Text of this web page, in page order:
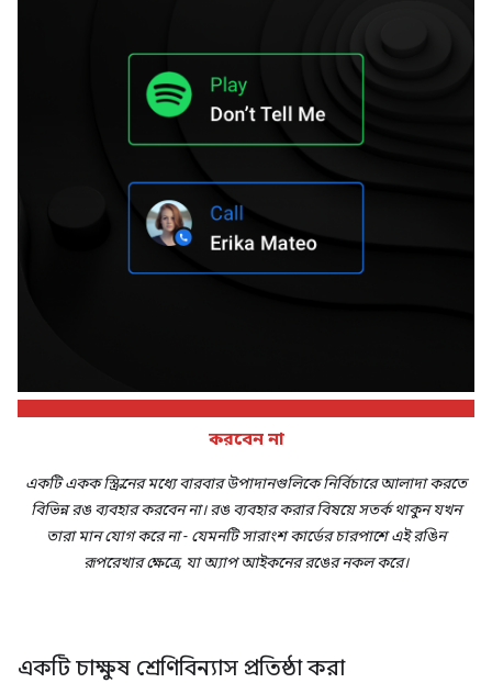
করবেন না
একটি একক স্ক্রিনের মধ্যে বারবার উপাদানগুলিকে নির্বিচারে আলাদা করতে
বিভিন্ন রঙ ব্যবহার করবেন না। রঙ ব্যবহার করার বিষয়ে সতর্ক থাকুন যখন
তারা মান যোগ করে না - যেমনটি সারাংশ কার্ডের চারপাশে এই রঙিন
রূপরেখার ক্ষেত্রে, যা অ্যাপ আইকনের রঙের নকল করে।
একটি চাক্ষুষ শ্রেণিবিন্যাস প্রতিষ্ঠা করা